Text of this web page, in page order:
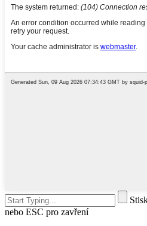
nebo ESC pro zavření